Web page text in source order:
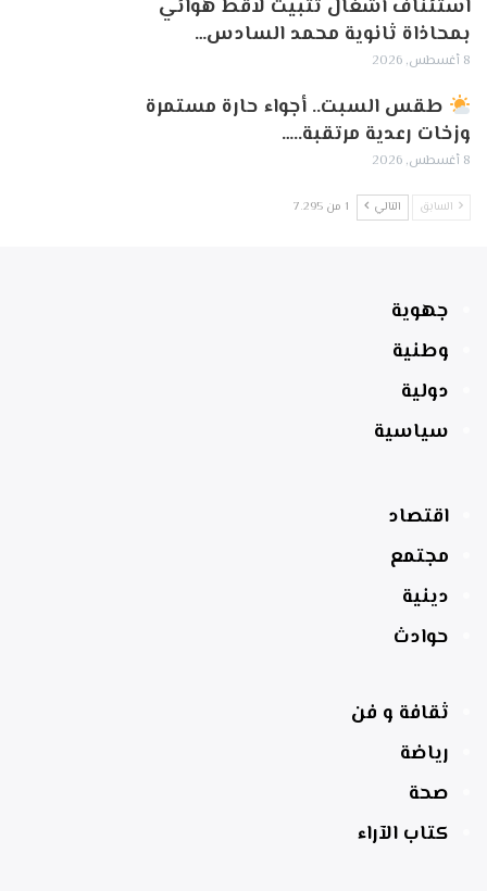
استئناف أشغال تثبيت لاقط هوائي
بمحاذاة ثانوية محمد السادس…
8 أغسطس, 2026
طقس السبت.. أجواء حارة مستمرة
وزخات رعدية مرتقبة..…
8 أغسطس, 2026
السابق التالي 1 من 7٬295
جهوية
وطنية
دولية
سياسية
اقتصاد
مجتمع
دينية
حوادث
ثقافة و فن
رياضة
صحة
كتاب الآراء